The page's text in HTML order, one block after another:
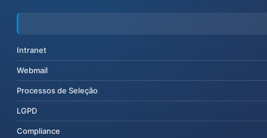
Intranet
Webmail
Processos de Seleção
LGPD
Compliance